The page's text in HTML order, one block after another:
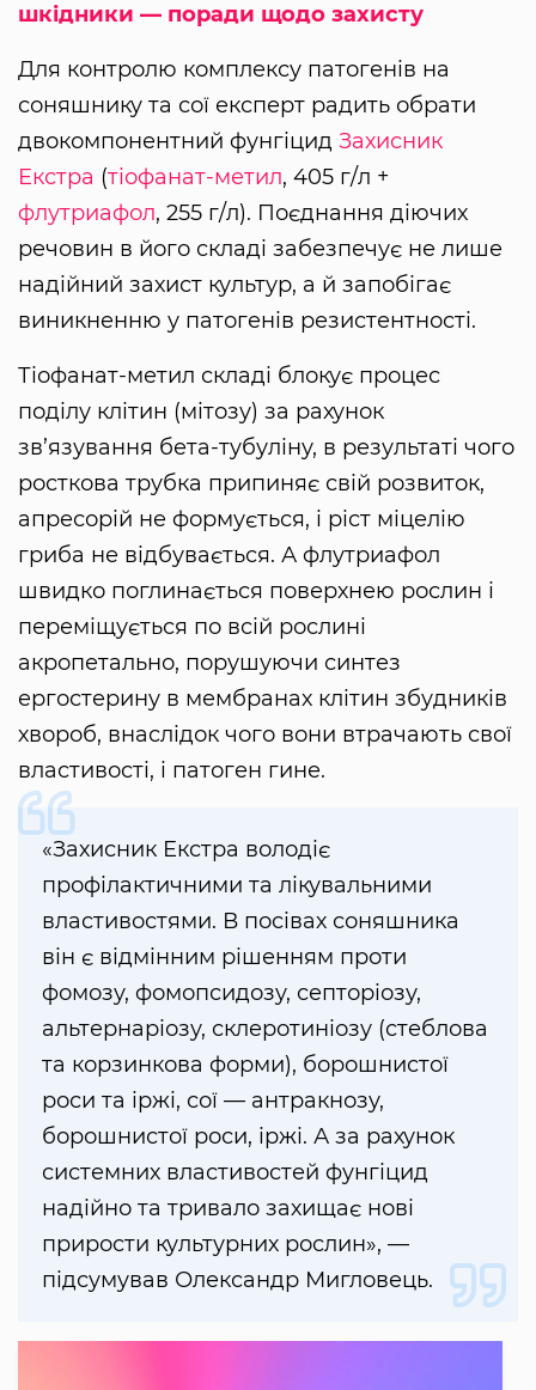
шкідники — поради щодо захисту
Для контролю комплексу патогенів на
соняшнику та сої експерт радить обрати
двокомпонентний фунгіцид Захисник
Екстра (тіофанат-метил, 405 г/л +
флутриафол, 255 г/л). Поєднання діючих
речовин в його складі забезпечує не лише
надійний захист культур, а й запобігає
виникненню у патогенів резистентності.
Тіофанат-метил складі блокує процес
поділу клітин (мітозу) за рахунок
зв’язування бета-тубуліну, в результаті чого
росткова трубка припиняє свій розвиток,
апресорій не формується, і ріст міцелію
гриба не відбувається. А флутриафол
швидко поглинається поверхнею рослин і
переміщується по всій рослині
акропетально, порушуючи синтез
ергостерину в мембранах клітин збудників
хвороб, внаслідок чого вони втрачають свої
властивості, і патоген гине.
«Захисник Екстра володіє
профілактичними та лікувальними
властивостями. В посівах соняшника
він є відмінним рішенням проти
фомозу, фомопсидозу, септоріозу,
альтернаріозу, склеротиніозу (стеблова
та корзинкова форми), борошнистої
роси та іржі, сої — антракнозу,
борошнистої роси, іржі. А за рахунок
системних властивостей фунгіцид
надійно та тривало захищає нові
прирости культурних рослин», —
підсумував Олександр Мигловець.